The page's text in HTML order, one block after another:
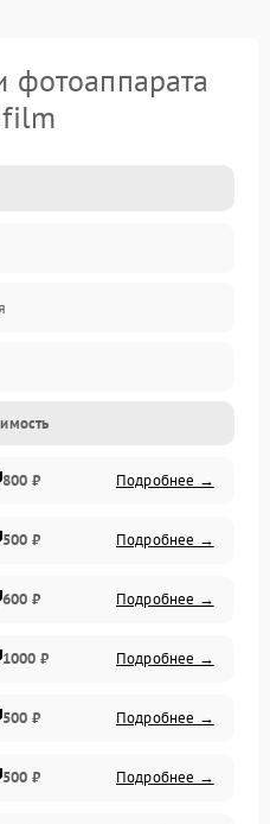
фотоаппарата
800 ₽ Подробнее →
500 ₽ Подробнее →
600 ₽ Подробнее →
1000 ₽ Подробнее →
500 ₽ Подробнее →
500 ₽ Подробнее →